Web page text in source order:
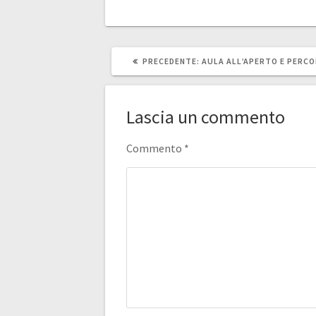
PRECEDENTE: ARTICOLO
AULA ALL’APERTO E
Lascia un commento
Commento *